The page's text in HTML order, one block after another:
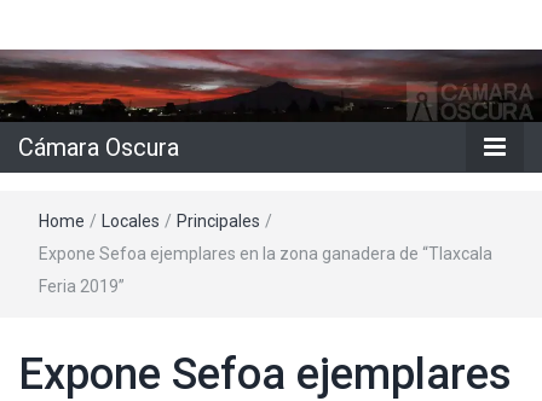
Cámara
Oscura
Cámara Oscura
Home / Locales / Principales /
Expone Sefoa ejemplares en la zona ganadera de “Tlaxcala
Feria 2019”
Expone Sefoa ejemplares